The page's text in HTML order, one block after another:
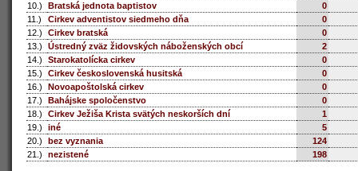
10.)
Bratská jednota baptistov
0
11.)
Cirkev adventistov siedmeho dňa
0
12.)
Cirkev bratská
0
13.)
Ústredný zväz židovských náboženských obcí
2
14.)
Starokatolícka cirkev
0
15.)
Cirkev československá husitská
0
16.)
Novoapoštolská cirkev
0
17.)
Bahájske spoločenstvo
0
18.)
Cirkev Ježiša Krista svätých neskorších dní
1
19.)
iné
5
20.)
bez vyznania
124
21.)
nezistené 198